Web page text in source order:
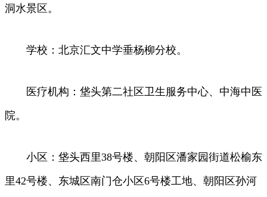
洞水景区。
学校：北京汇文中学垂杨柳分校。
医疗机构：垡头第二社区卫生服务中心、中海中医
院。
小区：垡头西里38号楼、朝阳区潘家园街道松榆东
里42号楼、东城区南门仓小区6号楼工地、朝阳区孙河